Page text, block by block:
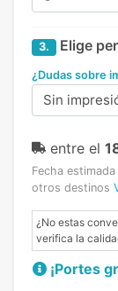
3. Elige
¿Dudas sobre
Sin
entre el
Fecha
otros destinos
¿No estas
verifica la
¡Portes